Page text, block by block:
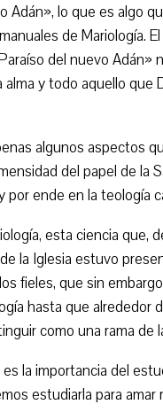
Adán», lo que es algo
de Mariología.
del nuevo Adán»
y todo aquello que
algunos aspectos
del papel de la
por ende en la teología
esta ciencia que,
la Iglesia estuvo
fieles, que sin
hasta que alrededor
como una rama de
la importancia del
estudiarla para amar